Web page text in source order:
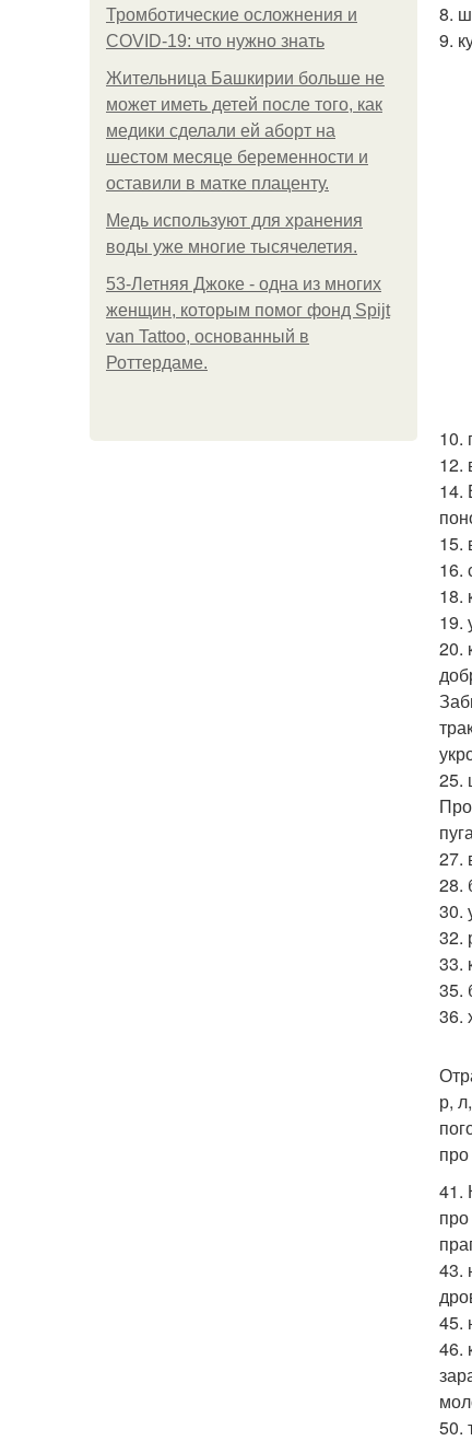
Тромботические осложнения и
COVID-19: что нужно знать
Жительница Башкирии больше не
может иметь детей после того, как
медики сделали ей аборт на
шестом месяце беременности и
оставили в матке плаценту.
Медь используют для хранения
воды уже многие тысячелетия.
53-Летняя Джоке - одна из многих
женщин, которым помог фонд Spijt
van Tattoo, основанный в
Роттердаме.
8.
9.
10.
12.
14.
15.
16.
18.
19.
20.
25.
27.
28.
30.
32.
33.
35.
36.
р,
41.
43.
45.
46.
50.